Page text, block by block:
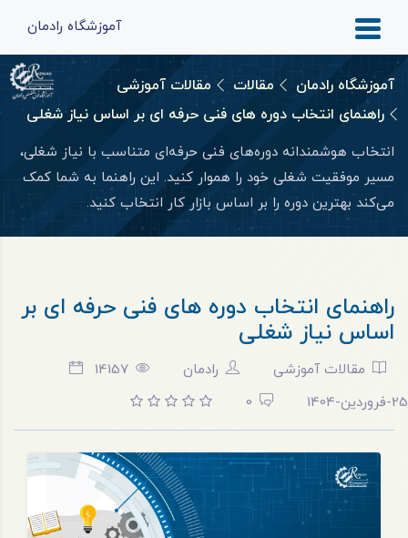
آموزشگاه رادمان
آموزشگاه رادمان مقالات
مقالات آموزشی
راهنمای انتخاب دوره های فنی حرفه ای بر اساس نیاز شغلی
انتخاب هوشمندانه دوره‌های فنی حرفه‌ای متناسب با نیاز شغلی،
مسیر موفقیت شغلی خود را هموار کنید. این راهنما به شما کمک
می‌کند بهترین دوره را بر اساس بازار کار انتخاب کنید.​
راهنمای انتخاب دوره های فنی حرفه ای بر
اساس نیاز شغلی
مقالات آموزشی رادمان
14157
25-فروردین-1404
0